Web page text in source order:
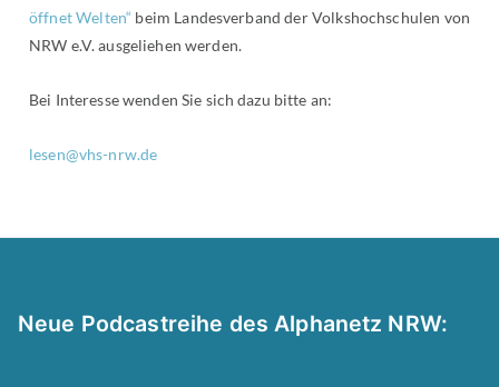
öffnet Welten“ beim Landesverband der Volkshochschulen von
NRW e.V. ausgeliehen werden.
Bei Interesse wenden Sie sich dazu bitte an:
lesen@vhs-nrw.de
Neue Podcastreihe des Alphanetz NRW: